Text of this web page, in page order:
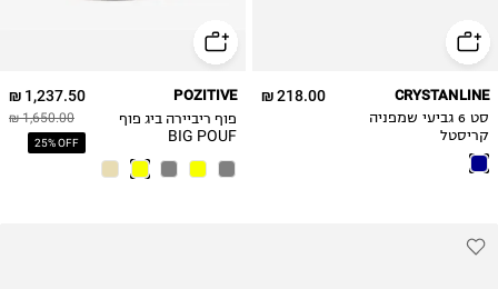
218.00 ₪ CRYSTANLINE
סט 6 גביעי שמפניה
קריסטל
1,237.50 ₪
1,650.00 ₪
25% OFF
POZITIVE
פוף ריביירה ביג פוף
BIG POUF